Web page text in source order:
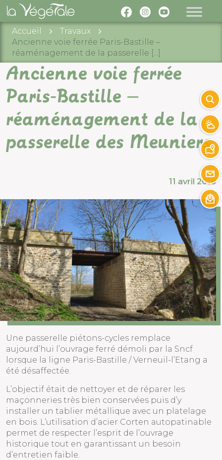
Accueil
Travaux
Ancienne voie ferrée Paris-Bastille –
réaménagement de la passerelle [...]
Ancienne voie ferrée
Paris-Bastille –
réaménagement de la
passerelle des Meuniers
11 avril 2018
Une passerelle piétons-cycles remplace
aujourd’hui l’ouvrage ferré démoli par la Sncf
lorsque la ligne Paris-Bastille / Verneuil-l’Etang a
été désaffectée.
L’objectif était de nettoyer et de réparer les
maçonneries très bien conservées puis d’y
installer un tablier métallique avec un platelage
en bois. L’utilisation d’acier Corten autopatinable
permet de respecter l’esprit de l’ouvrage
historique tout en garantissant un besoin
d’entretien faible.
×